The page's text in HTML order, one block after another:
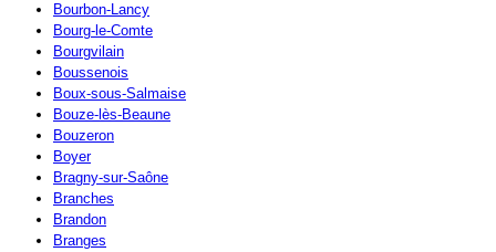
Bourbon-Lancy
Bourg-le-Comte
Bourgvilain
Boussenois
Boux-sous-Salmaise
Bouze-lès-Beaune
Bouzeron
Boyer
Bragny-sur-Saône
Branches
Brandon
Branges